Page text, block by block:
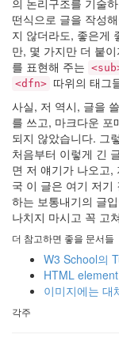
의 논리구조를 기술
떤식으로 글을 작성
지 않더라도, 좋은게
만, 몇 가지만 더 붙
를 표현해 주는
<dfn> 따위의 태그
사실, 저 역시, 글을
를 쓰고, 마크다운 포
되지 않았습니다. 그
처음부터 이렇게 긴
면 저 얘기가 나오고,
국 이 글은 여기 저기
하는 보통내기의 글
나치지 마시고 꼭 고
더 참고하면 좋을 문서들
W3 School의
HTML element
이미지에는 대
각주
부
왘..
드
디
어
시
작..
2
by
hi8ar
Doubt,
2008
2
hi8ar
Evolution
of